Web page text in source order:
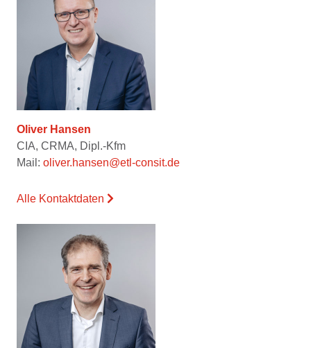
Oliver Hansen
CIA, CRMA, Dipl.-Kfm
Mail: oliver.hansen@etl-consit.de
Alle Kontaktdaten